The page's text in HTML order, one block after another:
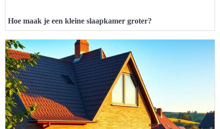
Hoe maak je een kleine slaapkamer groter?